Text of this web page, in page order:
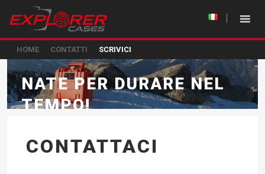
HOME CONTATTI SCRIVICI
NATE PER DURARE NEL
TEMPO!
CONTATTACI